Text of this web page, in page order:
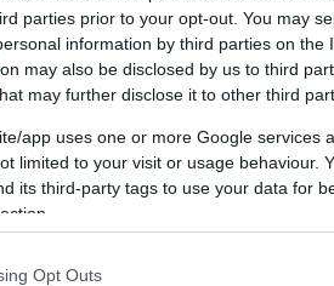
parties prior to your opt-out. You may
information by third parties on the
may also be disclosed by us to third
may further disclose it to other third
app uses one or more Google services
limited to your visit or usage behaviour.
its third-party tags to use your data for
Opt Outs